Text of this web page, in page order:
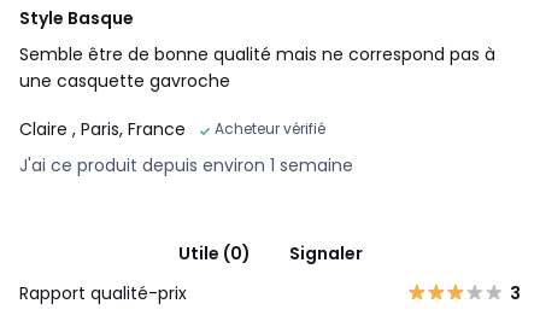
Style Basque
Semble être de bonne qualité mais ne correspond pas à
une casquette gavroche
Claire , Paris, France Acheteur vérifié
J'ai ce produit depuis environ 1 semaine
Utile (0)
Signaler
Rapport qualité-prix
3